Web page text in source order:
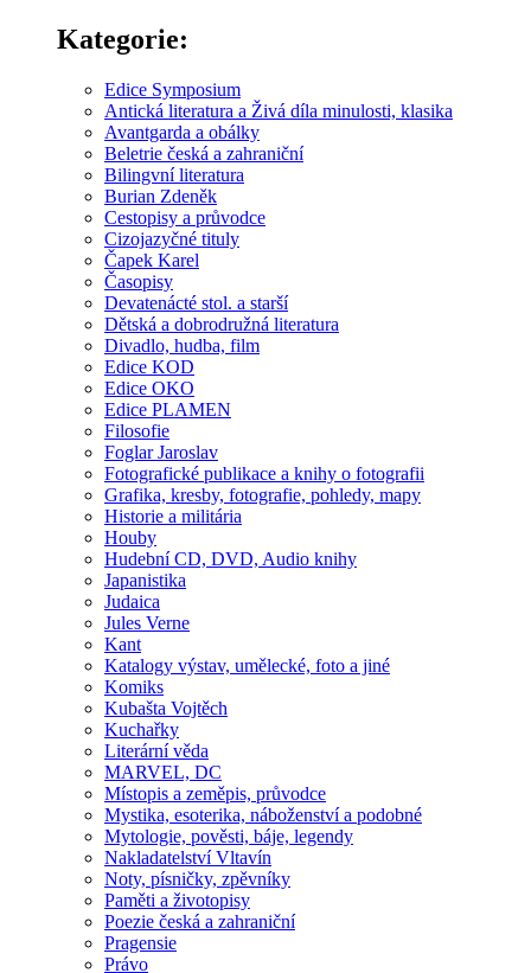
Kategorie:
Edice Symposium
Antická literatura a Živá díla minulosti, klasika
Avantgarda a obálky
Beletrie česká a zahraniční
Bilingvní literatura
Burian Zdeněk
Cestopisy a průvodce
Cizojazyčné tituly
Čapek Karel
Časopisy
Devatenácté stol. a starší
Dětská a dobrodružná literatura
Divadlo, hudba, film
Edice KOD
Edice OKO
Edice PLAMEN
Filosofie
Foglar Jaroslav
Fotografické publikace a knihy o fotografii
Grafika, kresby, fotografie, pohledy, mapy
Historie a militária
Houby
Hudební CD, DVD, Audio knihy
Japanistika
Judaica
Jules Verne
Kant
Katalogy výstav, umělecké, foto a jiné
Komiks
Kubašta Vojtěch
Kuchařky
Literární věda
MARVEL, DC
Místopis a zeměpis, průvodce
Mystika, esoterika, náboženství a podobné
Mytologie, pověsti, báje, legendy
Nakladatelství Vltavín
Noty, písničky, zpěvníky
Paměti a životopisy
Poezie česká a zahraniční
Pragensie
Právo